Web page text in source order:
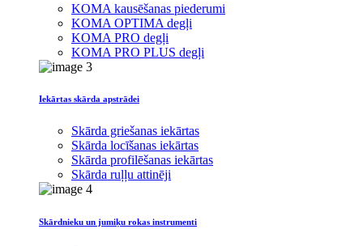
KOMA kausēšanas piederumi
KOMA OPTIMA degļi
KOMA PRO degļi
KOMA PRO PLUS degļi
Iekārtas skārda apstrādei
Skārda griešanas iekārtas
Skārda locīšanas iekārtas
Skārda profilēšanas iekārtas
Skārda ruļļu attinēji
Skārdnieku un jumiķu rokas instrumenti